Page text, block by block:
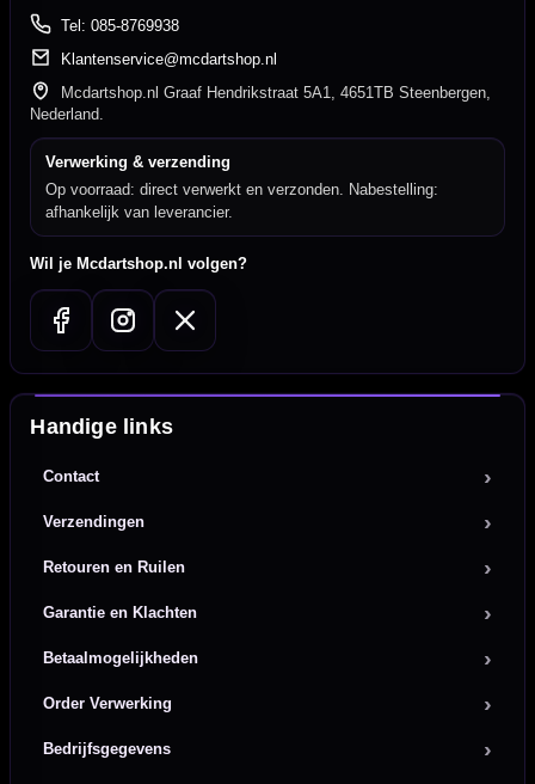
Tel: 085-8769938
Klantenservice@mcdartshop.nl
Mcdartshop.nl Graaf Hendrikstraat 5A1, 4651TB Steenbergen,
Nederland.
Verwerking & verzending
Op voorraad: direct verwerkt en verzonden. Nabestelling:
afhankelijk van leverancier.
Wil je Mcdartshop.nl volgen?
Handige links
Contact
Verzendingen
Retouren en Ruilen
Garantie en Klachten
Betaalmogelijkheden
Order Verwerking
Bedrijfsgegevens